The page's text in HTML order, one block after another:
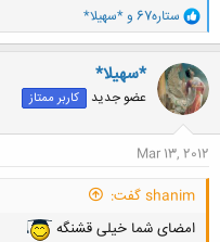
و
ا
ک
ن
ش
ه
ا
ستاره67 و *سهیلا*
*سهیلا*
عضو جدید کاربر ممتاز
Mar 13, 2012
shanim گفت:
امضای شما خیلی‌ قشنگه